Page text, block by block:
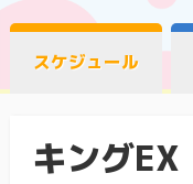
スケジュール
キングEX